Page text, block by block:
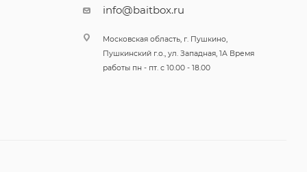
info@baitbox.ru
Московская область, г. Пушкино,
Пушкинский г.о., ул. Западная, 1А Время
работы пн - пт. с 10.00 - 18.00